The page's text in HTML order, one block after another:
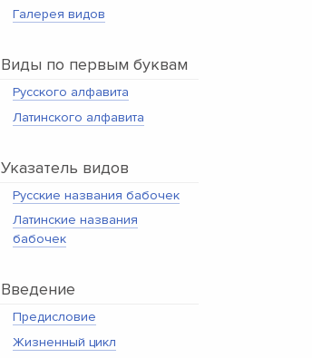
Галерея видов
Виды по первым буквам
Русского алфавита
Латинского алфавита
Указатель видов
Русские названия бабочек
Латинские названия
бабочек
Введение
Предисловие
Жизненный цикл